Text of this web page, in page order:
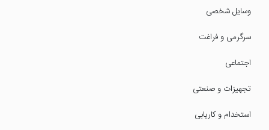
وسایل شخصی
سرگرمی و فراغت
اجتماعی
تجهیزات و صنعتی
استخدام و کاریابی